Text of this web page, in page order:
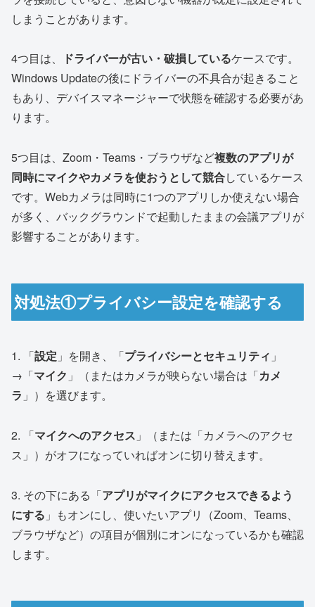
しまうことがあります。
4つ目は、 ドライバーが古い・破損しているケースです。
Windows Updateの後にドライバーの不具合が起きること
もあり、デバイスマネージャーで状態を確認する必要があ
ります。
5つ目は、Zoom・Teams・ブラウザなど複数のアプリが
同時にマイクやカメラを使おうとして競合しているケース
です。Webカメラは同時に1つのアプリしか使えない場合
が多く、バックグラウンドで起動したままの会議アプリが
影響することがあります。
対処法①プライバシー設定を確認する
1. 「設定 」を開き、「プライバシーとセキュリティ 」
→「マイク 」（またはカメラが映らない場合は「カメ
ラ 」）を選びます。
2. 「マイクへのアクセス 」（または「カメラへのアクセ
ス」）がオフになっていればオンに切り替えます。
3. その下にある「アプリがマイクにアクセスできるよう
にする 」もオンにし、使いたいアプリ（Zoom、Teams、
ブラウザなど）の項目が個別にオンになっているかも確認
します。